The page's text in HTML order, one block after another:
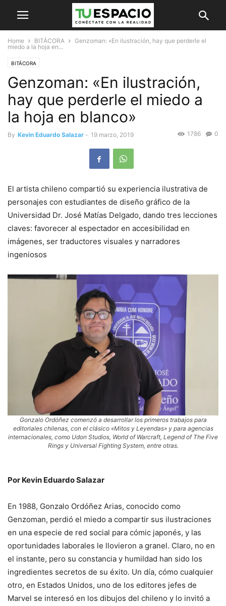
Home BITÁCORA
Genzoman: «En ilustración, hay que perderle el
miedo a la hoja en...
BITÁCORA
Genzoman: «En ilustración,
hay que perderle el miedo a
la hoja en blanco»
By Kevin Eduardo Salazar - 19 marzo, 2019 0
1786
El artista chileno compartió su experiencia ilustrativa de
personajes con estudiantes de diseño gráfico de la
Universidad Dr. José Matías Delgado, dando tres lecciones
claves: favorecer al espectador en accesibilidad en
imágenes, ser traductores visuales y narradores
ingeniosos
Gonzalo Ordóñez comenzó a desarrollar los primeros trabajos para
editoriales chilenas, con el clásico «Mitos y Leyendas» y para agencias
internacionales, como Udon Studios, World of Warcraft, Legend of The Five
Rings y Universal Fighting System, entre otras.
Por Kevin Eduardo Salazar
En 1988, Gonzalo Ordóñez Arias, conocido como
Genzoman, perdió el miedo a compartir sus ilustraciones
en una especie de red social para cómic japonés, y las
oportunidades laborales le llovieron a granel. Claro, no en
el instante, pero su constancia y humildad han sido los
ingredientes secretos de su éxito. Un día, cómo cualquier
otro, en Estados Unidos, uno de los editores jefes de
Marvel se interesó en los dibujos del chileno y lo invitó a